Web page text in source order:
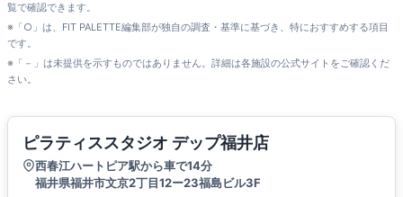
覧で確認できます。
※「○」は、FIT PALETTE編集部が独自の調査・基準に基づき、特におすすめする項目
です。
※「－」は未提供を示すものではありません。詳細は各施設の公式サイトをご確認くだ
さい。
ピラティススタジオ デップ福井店
西春江ハートピア駅から車で14分
福井県福井市文京2丁目12ー23福島ビル3F